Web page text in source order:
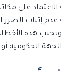
• الاعتماد على
• عدم إثبات الضرر
وتجنب هذه
الجهة الحكومية